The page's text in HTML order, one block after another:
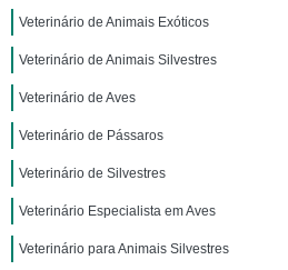
Veterinário de Animais Exóticos
Veterinário de Animais Silvestres
Veterinário de Aves
Veterinário de Pássaros
Veterinário de Silvestres
Veterinário Especialista em Aves
Veterinário para Animais Silvestres